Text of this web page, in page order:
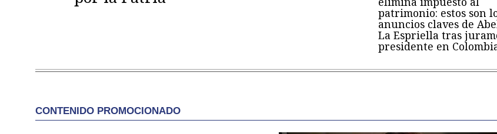
patrimonio: estos son
anuncios claves de
La Espriella tras
presidente en